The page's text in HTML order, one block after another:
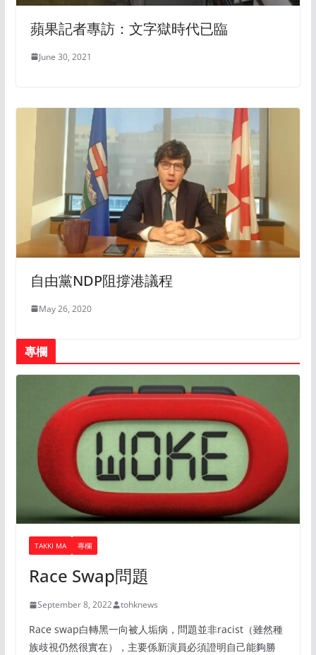
蘋果記者專訪：文字獄時代已臨
June 30, 2021
自由黨NDP阻撐港議程
May 26, 2020
專欄
TAKKI MA 專欄
Race Swap問題
September 8, 2022 tohknews
Race swap白轉黑一向被人垢病，問題並非racist（雖然種
族歧視仍然很實在），主要係新演員必須證明自己能夠勝